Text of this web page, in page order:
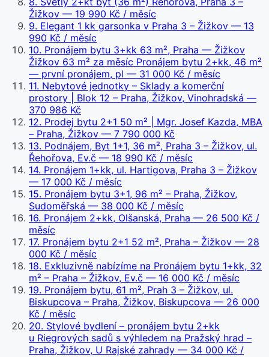
Žižkov — 19 990 Kč / měsíc
9. Elegant 1 kk garsonka v Praha 3 – Žižkov — 13
990 Kč / měsíc
10. Pronájem bytu 3+kk 63 m², Praha — Žižkov
Žižkov 63 m² za měsíc Pronájem bytu 2+kk, 46 m²
— první pronájem, pl — 31 000 Kč / měsíc
11. Nebytové jednotky – Sklady a komerční
prostory | Blok 12 – Praha, Žižkov, Vinohradská —
370 986 Kč
12. Prodej bytu 2+1 50 m² | Mgr. Josef Kazda, MBA
– Praha, Žižkov — 7 790 000 Kč
13. Podnájem, Byt 1+1, 36 m², Praha 3 – Žižkov, ul.
Řehořova, Ev.č — 18 990 Kč / měsíc
14. Pronájem 1+kk, ul. Hartigova, Praha 3 – Žižkov
— 17 000 Kč / měsíc
15. Pronájem bytu 3+1, 96 m² – Praha, Žižkov,
Sudoměřská — 38 000 Kč / měsíc
16. Pronájem 2+kk, Olšanská, Praha — 26 500 Kč /
měsíc
17. Pronájem bytu 2+1 52 m², Praha – Žižkov — 28
000 Kč / měsíc
18. Exkluzivně nabízíme na Pronájem bytu 1+kk, 32
m² – Praha – Žižkov, Ev.č — 16 000 Kč / měsíc
19. Pronájem bytu, 61 m², Prah 3 – Žižkov, ul.
Biskupcova – Praha, Žižkov, Biskupcova — 26 000
Kč / měsíc
20. Stylové bydlení – pronájem bytu 2+kk
u Riegrových sadů s výhledem na Pražský hrad –
Praha, Žižkov, U Rajské zahrady — 34 000 Kč /